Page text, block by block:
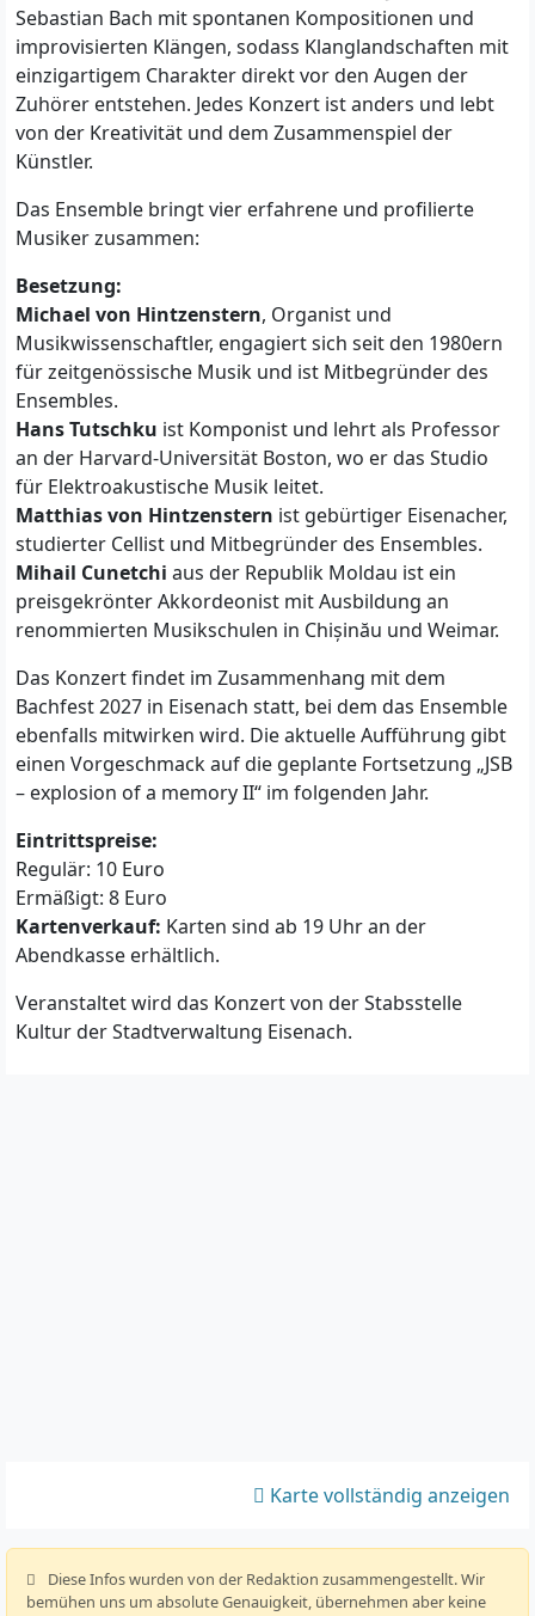
Sebastian Bach mit spontanen Kompositionen und
improvisierten Klängen, sodass Klanglandschaften mit
einzigartigem Charakter direkt vor den Augen der
Zuhörer entstehen. Jedes Konzert ist anders und lebt
von der Kreativität und dem Zusammenspiel der
Künstler.
Das Ensemble bringt vier erfahrene und profilierte
Musiker zusammen:
Besetzung:
Michael von Hintzenstern, Organist und
Musikwissenschaftler, engagiert sich seit den 1980ern
für zeitgenössische Musik und ist Mitbegründer des
Ensembles.
Hans Tutschku ist Komponist und lehrt als Professor
an der Harvard-Universität Boston, wo er das Studio
für Elektroakustische Musik leitet.
Matthias von Hintzenstern ist gebürtiger Eisenacher,
studierter Cellist und Mitbegründer des Ensembles.
Mihail Cunetchi aus der Republik Moldau ist ein
preisgekrönter Akkordeonist mit Ausbildung an
renommierten Musikschulen in Chișinău und Weimar.
Das Konzert findet im Zusammenhang mit dem
Bachfest 2027 in Eisenach statt, bei dem das Ensemble
ebenfalls mitwirken wird. Die aktuelle Aufführung gibt
einen Vorgeschmack auf die geplante Fortsetzung „JSB
– explosion of a memory II“ im folgenden Jahr.
Eintrittspreise:
Regulär: 10 Euro
Ermäßigt: 8 Euro
Kartenverkauf: Karten sind ab 19 Uhr an der
Abendkasse erhältlich.
Veranstaltet wird das Konzert von der Stabsstelle
Kultur der Stadtverwaltung Eisenach.
Karte vollständig anzeigen
️ Diese Infos wurden von der Redaktion zusammengestellt. Wir
bemühen uns um absolute Genauigkeit, übernehmen aber keine